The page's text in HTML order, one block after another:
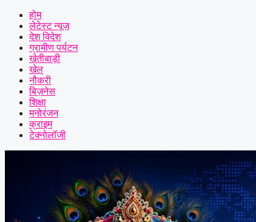
होम
लेटेस्ट न्यूज़
देश विदेश
ग्रामीण पर्यटन
खेतीबाड़ी
खेल
नौकरी
बिज़नेस
शिक्षा
मनोरंजन
क्राइम
टेक्नोलॉजी